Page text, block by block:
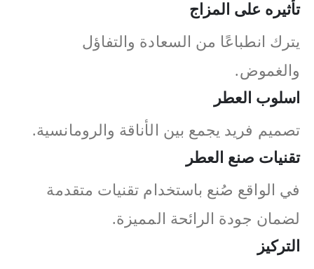
تأثيره على المزاج
يترك انطباعًا من السعادة والتفاؤل
والغموض.
اسلوب العطر
تصميم فريد يجمع بين الأناقة والرومانسية.
تقنيات صنع العطر
في الواقع صُنع باستخدام تقنيات متقدمة
لضمان جودة الرائحة المميزة.
التركيز